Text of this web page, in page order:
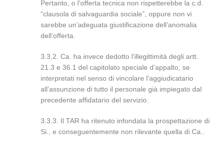
Pertanto, o l’offerta tecnica non rispetterebbe la c.d.
“clausola di salvaguardia sociale”, oppure non vi
sarebbe un’adeguata giustificazione dell’anomalia
dell’offerta.
3.3.2. Ca. ha invece dedotto l’illegittimità degli artt.
21.3 e 36.1 del capitolato speciale d’appalto, se
interpretati nel senso di vincolare l’aggiudicatario
all’assunzione di tutto il personale già impiegato dal
precedente affidatario del servizio.
3.3.3. Il TAR ha ritenuto infondata la prospettazione di
Si., e conseguentemente non rilevante quella di Ca..